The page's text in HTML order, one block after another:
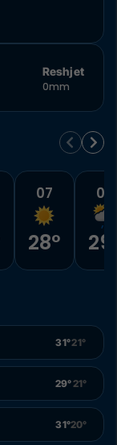
Reshjet
0mm
07
28°
08
31°21°
29°21°
31°20°